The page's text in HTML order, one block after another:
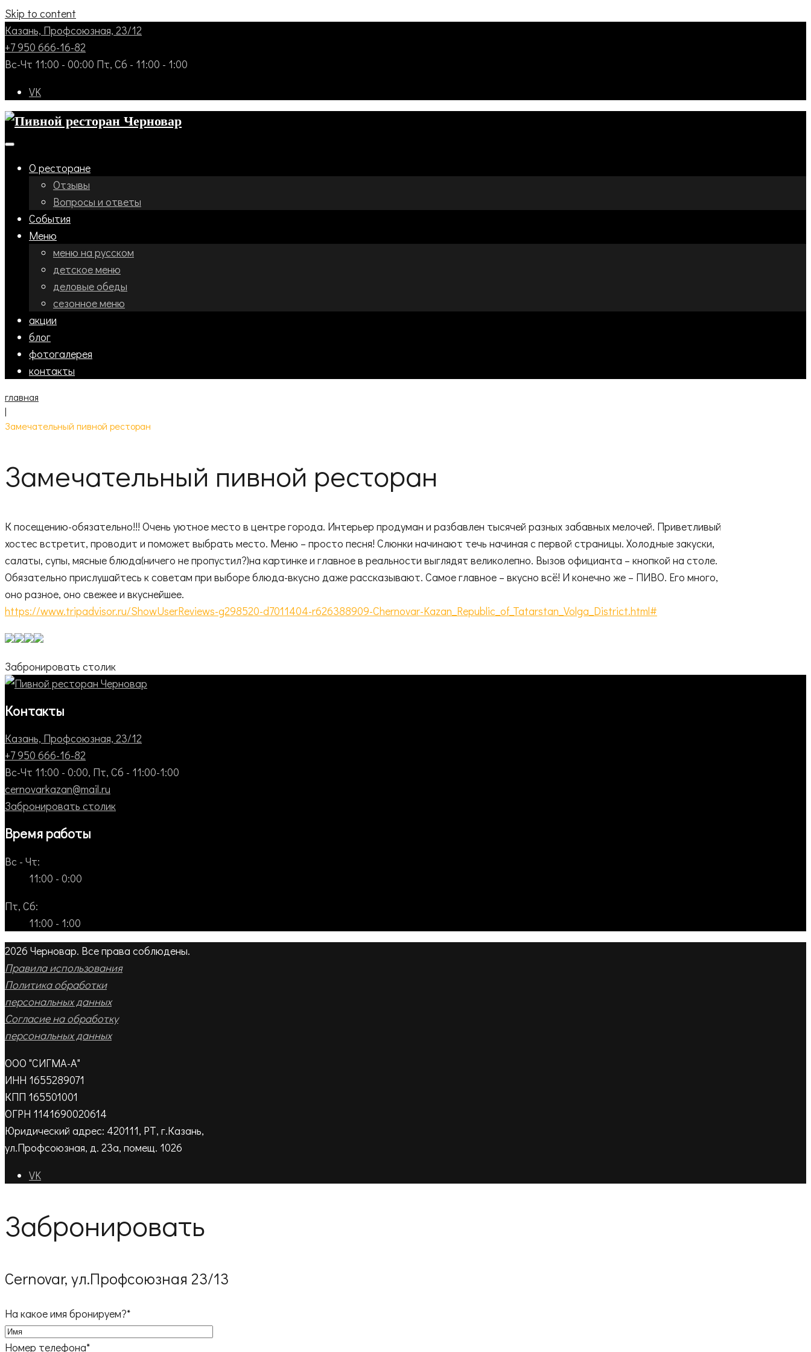
Skip to content
Казань, Профсоюзная, 23/12
+7 950 666-16-82
Вс-Чт 11:00 - 00:00 Пт, Сб - 11:00 - 1:00
VK
О ресторане
Отзывы
Вопросы и ответы
События
Меню
меню на русском
детское меню
деловые обеды
сезонное меню
акции
блог
фотогалерея
контакты
главная
|
Замечательный пивной ресторан
Замечательный пивной ресторан
К посещению-обязательно!!! Очень уютное место в центре города. Интерьер продуман и разбавлен тысячей разных забавных мелочей. Приветливый
хостес встретит, проводит и поможет выбрать место. Меню – просто песня! Слюнки начинают течь начиная с первой страницы. Холодные закуски,
салаты, супы, мясные блюда(ничего не пропустил?)на картинке и главное в реальности выглядят великолепно. Вызов официанта – кнопкой на столе.
Обязательно прислушайтесь к советам при выборе блюда-вкусно даже рассказывают. Самое главное – вкусно всё! И конечно же – ПИВО. Его много,
оно разное, оно свежее и вкуснейшее.
https://www.tripadvisor.ru/ShowUserReviews-g298520-d7011404-r626388909-Chernovar-Kazan_Republic_of_Tatarstan_Volga_District.html#
Забронировать столик
Контакты
Казань, Профсоюзная, 23/12
+7 950 666-16-82
Вс-Чт 11:00 - 0:00, Пт, Сб - 11:00-1:00
cernovarkazan@mail.ru
Забронировать столик
Время работы
Вс - Чт:
11:00 - 0:00
Пт, Сб:
11:00 - 1:00
2026 Черновар. Все права соблюдены.
Правила использования
Политика обработки
персональных данных
Согласие на обработку
персональных данных
ООО "СИГМА-А"
ИНН 1655289071
КПП 165501001
ОГРН 1141690020614
Юридический адрес: 420111, РТ, г.Казань,
ул.Профсоюзная, д. 23а, помещ. 1026
VK
Забронировать
Cernovar, ул.Профсоюзная 23/13
На какое имя бронируем?*
Номер телефона*